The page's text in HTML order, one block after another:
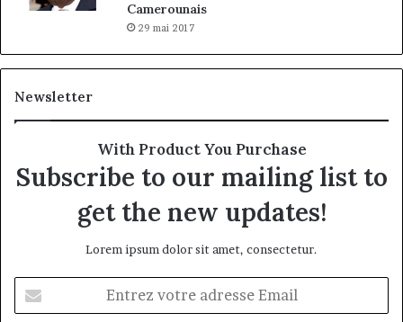
Camerounais
29 mai 2017
Newsletter
With Product You Purchase
Subscribe to our mailing list to
get the new updates!
Lorem ipsum dolor sit amet, consectetur.
votre